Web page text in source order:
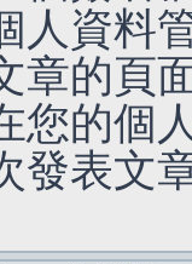
人資料
章的頁
您的個
發表文